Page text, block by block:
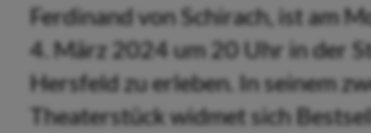
Ferdinand von Schirach, ist am
4. März 2024 um 20 Uhr in der
Hersfeld zu erleben. In seinem
Theaterstück widmet sich